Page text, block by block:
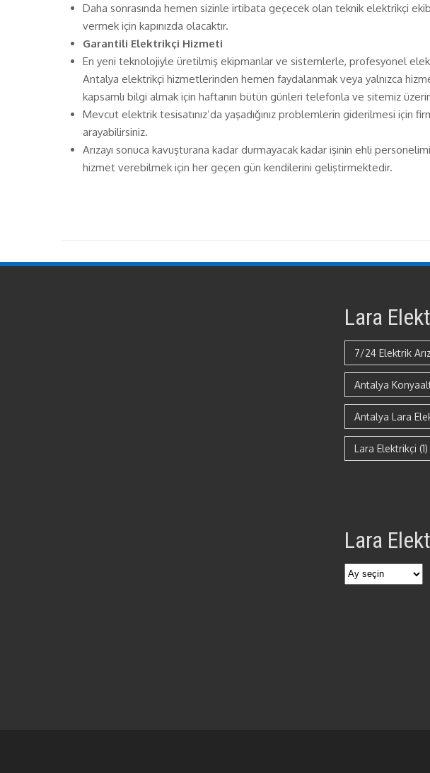
Daha sonrasında hemen sizinle irtibata geçecek olan teknik elektrikçi
vermek için kapınızda olacaktır.
Garantili Elektrikçi Hizmeti
En yeni teknolojiyle üretilmiş ekipmanlar ve sistemlerle, profesyonel
Antalya elektrikçi hizmetlerinden hemen faydalanmak veya yalnızca
kapsamlı bilgi almak için haftanın bütün günleri telefonla ve sitemiz
Mevcut elektrik tesisatınız’da yaşadığınız problemlerin giderilmesi için
arayabilirsiniz.
Arızayı sonuca kavuşturana kadar durmayacak kadar işinin ehli
hizmet verebilmek için her geçen gün kendilerini geliştirmektedir.
Lara
7/24 Elektrik
Antalya
Antalya Lara
Lara Elektrikçi (1)
Lara
Lara